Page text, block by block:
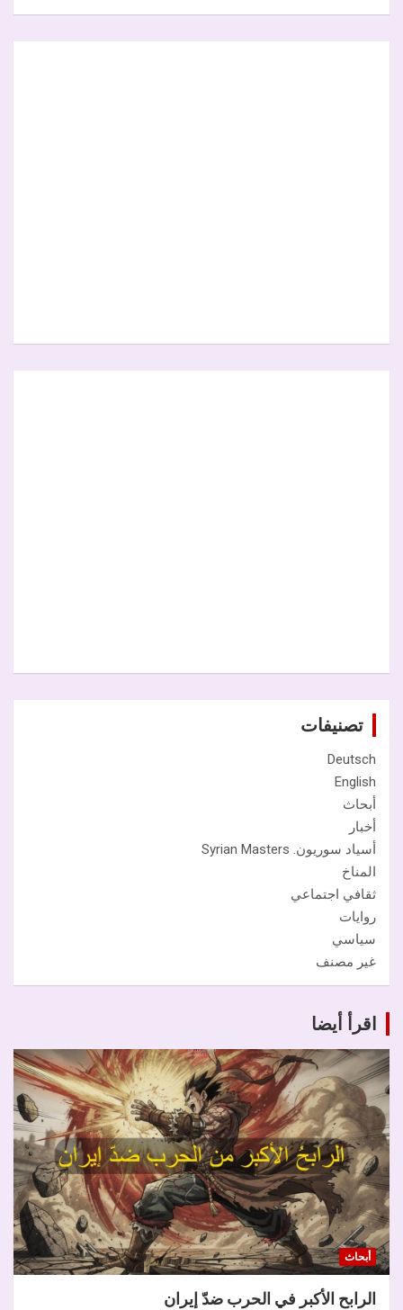
تصنيفات
Deutsch
English
أبحاث
أخبار
أسياد سوريون. Syrian Masters
المناخ
ثقافي اجتماعي
روايات
سياسي
غير مصنف
اقرأ أيضا
أبحاث
الرابح الأكبر في الحرب ضدّ إيران